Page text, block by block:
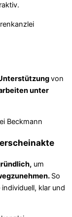
von
unter
um
So
individuell, klar und